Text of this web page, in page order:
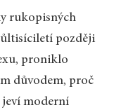
rukopisných
později
proniklo
důvodem, proč
jeví moderní